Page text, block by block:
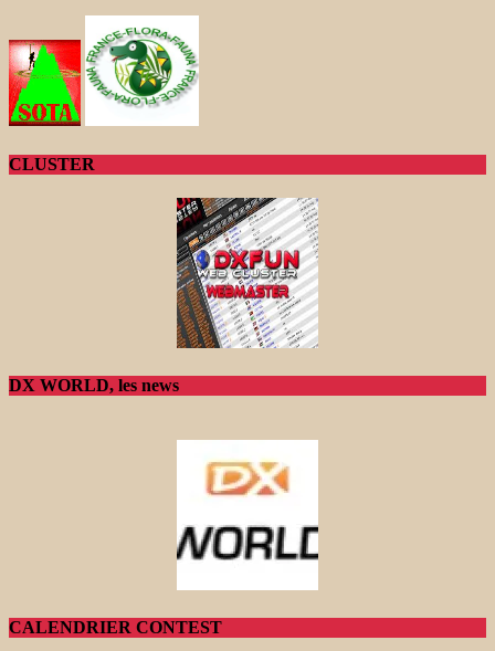
CLUSTER
DX WORLD, les news
CALENDRIER CONTEST